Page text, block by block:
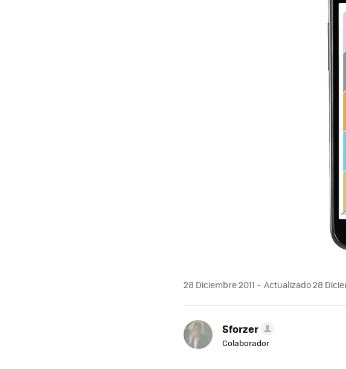
28 Diciembre 2011 Actualizado 28
Sforzer
Colaborador